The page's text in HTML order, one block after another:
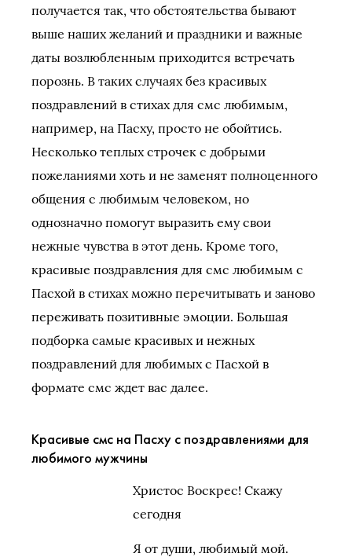
получается так, что обстоятельства бывают
выше наших желаний и праздники и важные
даты возлюбленным приходится встречать
порознь. В таких случаях без красивых
поздравлений в стихах для смс любимым,
например, на Пасху, просто не обойтись.
Несколько теплых строчек с добрыми
пожеланиями хоть и не заменят полноценного
общения с любимым человеком, но
однозначно помогут выразить ему свои
нежные чувства в этот день. Кроме того,
красивые поздравления для смс любимым с
Пасхой в стихах можно перечитывать и заново
переживать позитивные эмоции. Большая
подборка самые красивых и нежных
поздравлений для любимых с Пасхой в
формате смс ждет вас далее.
Красивые смс на Пасху с поздравлениями для
любимого мужчины
Христос Воскрес! Скажу
сегодня
Я от души, любимый мой.